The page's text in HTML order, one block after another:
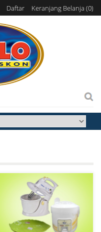
Daftar Keranjang Belanja (0)